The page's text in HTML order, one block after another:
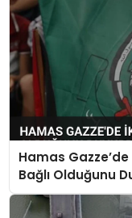
Hamas
Bağlı Olduğunu